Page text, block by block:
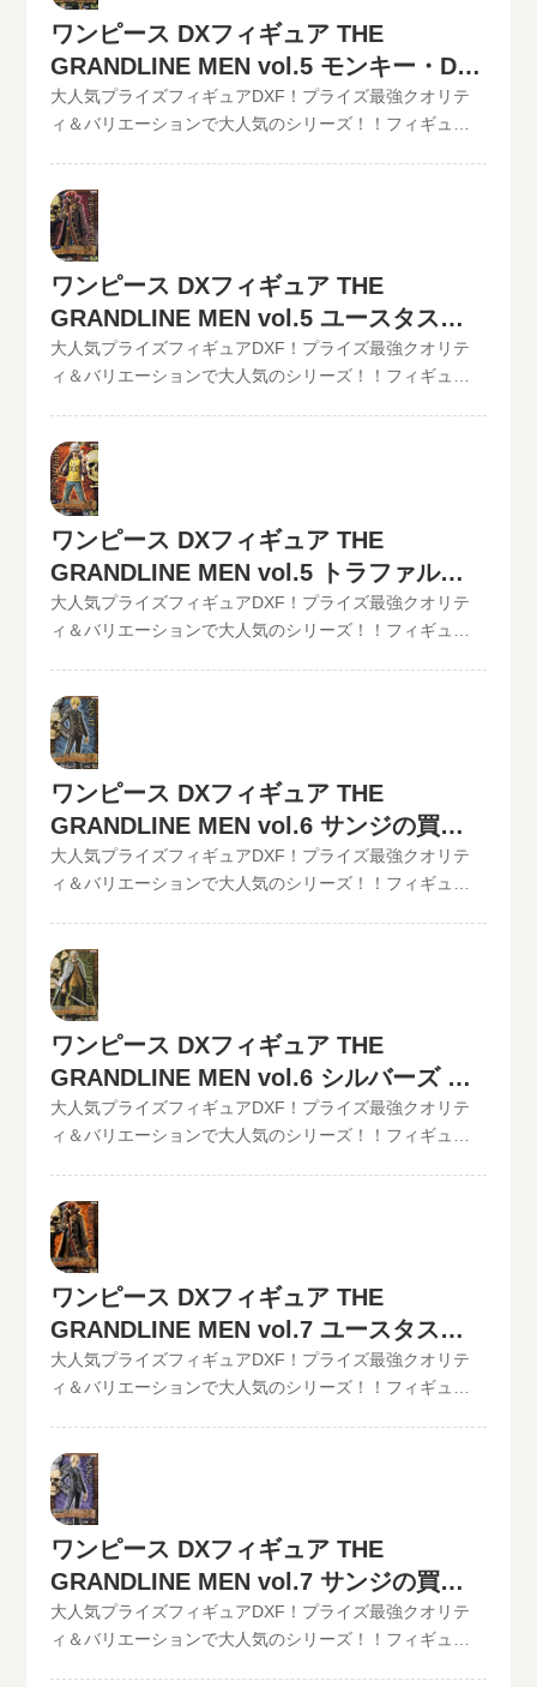
ださい。といまるから送料無料の宅配キットが届いた
ら、ダンボールに商品を詰めて、送るだけ。自宅から出
ることなく、お売りになりたいものが売れます！宅配買
取可能地域は、日本全国どこからでもお買取り可能で
す！買取査定価格の振込手数料など全て無料です。JANコ
取査定はJANコードのみでの仮買取査定可能!!状態も（開
封品or未開封）ご入力いただけます。下記のような入力方
法でも仮買取査定が可能です。といまる。開催中の買取
キャンペーン情報
は全て最新の相場で改めて買取査定致しますのでご安心
ください。》ワンピース DXフィギュア THE
GRANDLINE MEN vol.4 モンキー・D・ルフィ現在の買取
価格は1,000円（未開封の場合）◆◆◆◆◆◆◆◆◆◆◆
この他のワンピースDXフィギュアの最新買取価格はコチ
取査定の仮買取査定金額に納得したら、無料宅配キット
申し込みフォームからお申込みください。といまるから
送料無料の宅配キットが届いたら、ダンボールに商品を
詰めて、送るだけ。自宅から出ることなく、お売りにな
りたいものが売れます！宅配買取可能地域は、日本全国
どこからでもお買取り可能です！買取査定価格の振込手
数料など全て無料です。JANコード入力で更に具体的な金
仮買取査定可能!!状態も（開封品or未開封）ご入力いただ
けます。下記のような入力方法でも仮買取査定が可能で
す。といまる。開催中の買取キャンペーン情報
ワンピース DXフィギュア THE
GRANDLINE MEN vol.5 モンキー・D・
ルフィの買取価格
大人気プライズフィギュアDXF！プライズ最強クオリテ
ィ＆バリエーションで大人気のシリーズ！！フィギュア
取中！！2022/06/07更新！《現在、各買取価格表の更新
が遅れているものがありますが、ご依頼頂いた買取査定
は全て最新の相場で改めて買取査定致しますのでご安心
ください。》ワンピース DXフィギュア THE
GRANDLINE MEN vol.5 モンキー・D・ルフィ現在の買取
価格は500円（未開封の場合）◆◆◆◆◆◆◆◆◆◆◆
この他のワンピースDXフィギュアの最新買取価格はコチ
取査定の仮買取査定金額に納得したら、無料宅配キット
申し込みフォームからお申込みください。といまるから
送料無料の宅配キットが届いたら、ダンボールに商品を
詰めて、送るだけ。自宅から出ることなく、お売りにな
りたいものが売れます！宅配買取可能地域は、日本全国
どこからでもお買取り可能です！買取査定価格の振込手
数料など全て無料です。JANコード入力で更に具体的な金
仮買取査定可能!!状態も（開封品or未開封）ご入力いただ
けます。下記のような入力方法でも仮買取査定が可能で
す。といまる。開催中の買取キャンペーン情報
ワンピース DXフィギュア THE
GRANDLINE MEN vol.5 ユースタス・
キャプテン・キッドの買取価格
大人気プライズフィギュアDXF！プライズ最強クオリテ
ィ＆バリエーションで大人気のシリーズ！！フィギュア
取中！！2022/06/07更新！《現在、各買取価格表の更新
が遅れているものがありますが、ご依頼頂いた買取査定
は全て最新の相場で改めて買取査定致しますのでご安心
ください。》ワンピース DXフィギュア THE
GRANDLINE MEN vol.5 ユースタス・キャプテン・キッ
ド現在の買取価格は500円（未開封の場合）
◆◆◆◆◆◆◆◆◆◆◆ この他のワンピースDXフィギュ
コチラから↓かんたん買取査定の仮買取査定金額に納得し
たら、無料宅配キット申し込みフォームからお申込みく
ださい。といまるから送料無料の宅配キットが届いた
ら、ダンボールに商品を詰めて、送るだけ。自宅から出
ることなく、お売りになりたいものが売れます！宅配買
取可能地域は、日本全国どこからでもお買取り可能で
す！買取査定価格の振込手数料など全て無料です。JANコ
取査定はJANコードのみでの仮買取査定可能!!状態も（開
封品or未開封）ご入力いただけます。下記のような入力方
法でも仮買取査定が可能です。といまる。開催中の買取
キャンペーン情報
ワンピース DXフィギュア THE
GRANDLINE MEN vol.5 トラファルガ
ー・ローの買取価格
大人気プライズフィギュアDXF！プライズ最強クオリテ
ィ＆バリエーションで大人気のシリーズ！！フィギュア
取中！！2022/06/07更新！《現在、各買取価格表の更新
が遅れているものがありますが、ご依頼頂いた買取査定
は全て最新の相場で改めて買取査定致しますのでご安心
ください。》ワンピース DXフィギュア THE
GRANDLINE MEN vol.5 トラファルガー・ロー現在の買
取価格は1,000円（未開封の場合）
◆◆◆◆◆◆◆◆◆◆◆ この他のワンピースDXフィギュ
コチラから↓かんたん買取査定の仮買取査定金額に納得し
たら、無料宅配キット申し込みフォームからお申込みく
ださい。といまるから送料無料の宅配キットが届いた
ら、ダンボールに商品を詰めて、送るだけ。自宅から出
ることなく、お売りになりたいものが売れます！宅配買
取可能地域は、日本全国どこからでもお買取り可能で
す！買取査定価格の振込手数料など全て無料です。JANコ
取査定はJANコードのみでの仮買取査定可能!!状態も（開
封品or未開封）ご入力いただけます。下記のような入力方
法でも仮買取査定が可能です。といまる。開催中の買取
キャンペーン情報
ワンピース DXフィギュア THE
GRANDLINE MEN vol.6 サンジの買取
価格
大人気プライズフィギュアDXF！プライズ最強クオリテ
ィ＆バリエーションで大人気のシリーズ！！フィギュア
取中！！2022/06/07更新！《現在、各買取価格表の更新
が遅れているものがありますが、ご依頼頂いた買取査定
は全て最新の相場で改めて買取査定致しますのでご安心
ください。》ワンピース DXフィギュア THE
GRANDLINE MEN vol.6 サンジ現在の買取価格は500円
（未開封の場合）◆◆◆◆◆◆◆◆◆◆◆ この他のワン
ピースDXフィギュアの最新買取価格はコチラから↓その他
査定金額に納得したら、無料宅配キット申し込みフォー
ムからお申込みください。といまるから送料無料の宅配
キットが届いたら、ダンボールに商品を詰めて、送るだ
け。自宅から出ることなく、お売りになりたいものが売
れます！宅配買取可能地域は、日本全国どこからでもお
買取り可能です！買取査定価格の振込手数料など全て無
料です。JANコード入力で更に具体的な金額が分かりま
のような入力方法でも仮買取査定が可能です。といま
る。開催中の買取キャンペーン情報
ワンピース DXフィギュア THE
GRANDLINE MEN vol.6 シルバーズ レ
イリーの買取価格
大人気プライズフィギュアDXF！プライズ最強クオリテ
ィ＆バリエーションで大人気のシリーズ！！フィギュア
取中！！2022/06/07更新！《現在、各買取価格表の更新
が遅れているものがありますが、ご依頼頂いた買取査定
は全て最新の相場で改めて買取査定致しますのでご安心
ください。》ワンピース DXフィギュア THE
GRANDLINE MEN vol.6 シルバーズ レイリー現在の買取
価格は1,000円（未開封の場合）◆◆◆◆◆◆◆◆◆◆◆
この他のワンピースDXフィギュアの最新買取価格はコチ
取査定の仮買取査定金額に納得したら、無料宅配キット
申し込みフォームからお申込みください。といまるから
送料無料の宅配キットが届いたら、ダンボールに商品を
詰めて、送るだけ。自宅から出ることなく、お売りにな
りたいものが売れます！宅配買取可能地域は、日本全国
どこからでもお買取り可能です！買取査定価格の振込手
数料など全て無料です。JANコード入力で更に具体的な金
ワンピース DXフィギュア THE
GRANDLINE MEN vol.7 ユースタス・
キャプテンキッドの買取価格
大人気プライズフィギュアDXF！プライズ最強クオリテ
ィ＆バリエーションで大人気のシリーズ！！フィギュア
取中！！2022/06/07更新！《現在、各買取価格表の更新
が遅れているものがありますが、ご依頼頂いた買取査定
は全て最新の相場で改めて買取査定致しますのでご安心
ください。》ワンピース DXフィギュア THE
GRANDLINE MEN vol.7 ユースタス・キャプテンキッド
現在の買取価格は500円（未開封の場合）
◆◆◆◆◆◆◆◆◆◆◆ この他のワンピースDXフィギュ
ワンピース DXフィギュア THE
GRANDLINE MEN vol.7 サンジの買取
価格
大人気プライズフィギュアDXF！プライズ最強クオリテ
ィ＆バリエーションで大人気のシリーズ！！フィギュア